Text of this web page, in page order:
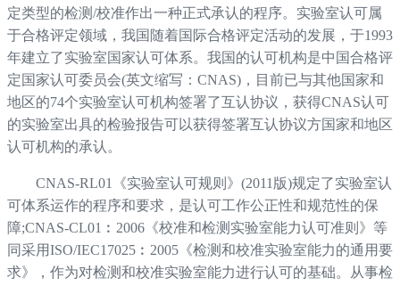
定类型的检测/校准作出一种正式承认的程序。实验室认可属
于合格评定领域，我国随着国际合格评定活动的发展，于1993
年建立了实验室国家认可体系。我国的认可机构是中国合格评
定国家认可委员会(英文缩写：CNAS)，目前已与其他国家和
地区的74个实验室认可机构签署了互认协议，获得CNAS认可
的实验室出具的检验报告可以获得签署互认协议方国家和地区
认可机构的承认。
CNAS-RL01《实验室认可规则》(2011版)规定了实验室认
可体系运作的程序和要求，是认可工作公正性和规范性的保
障;CNAS-CL01︰2006《校准和检测实验室能力认可准则》等
同采用ISO/IEC17025︰2005《检测和校准实验室能力的通用要
求》，作为对检测和校准实验室能力进行认可的基础。从事检